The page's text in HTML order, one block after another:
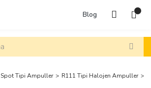
Blog
Spot Tipi Ampuller R111 Tipi Halojen Ampuller